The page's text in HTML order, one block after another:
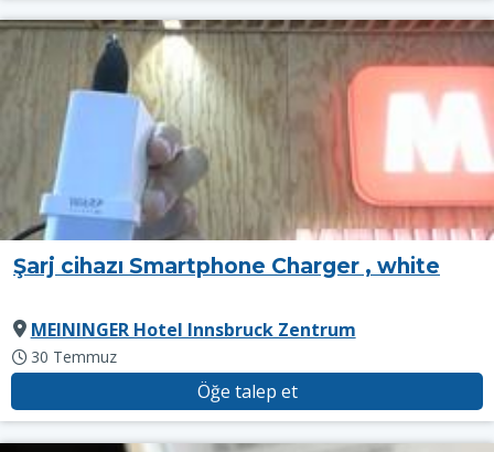
Şarj cihazı Smartphone Charger , white
MEININGER Hotel Innsbruck Zentrum
30 Temmuz
Öğe talep et